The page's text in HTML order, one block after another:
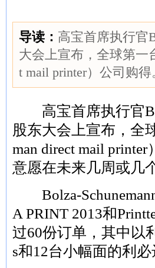
导读： 高宝首席执行官
大会上宣布，全球第一
t mail printer）公司购
高宝首席执行官
股东大会上宣布，全
man direct mail
意愿在未来几周或几
Bolza-
A PRINT 2013和
过60份订单，其中以
s和12台小幅面的利必